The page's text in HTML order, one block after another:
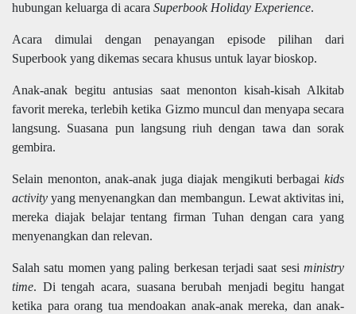
hubungan keluarga di acara Superbook Holiday Experience.
Acara dimulai dengan penayangan episode pilihan dari
Superbook yang dikemas secara khusus untuk layar bioskop.
Anak-anak begitu antusias saat menonton kisah-kisah Alkitab
favorit mereka, terlebih ketika Gizmo muncul dan menyapa secara
langsung. Suasana pun langsung riuh dengan tawa dan sorak
gembira.
Selain menonton, anak-anak juga diajak mengikuti berbagai kids
activity yang menyenangkan dan membangun. Lewat aktivitas ini,
mereka diajak belajar tentang firman Tuhan dengan cara yang
menyenangkan dan relevan.
Salah satu momen yang paling berkesan terjadi saat sesi ministry
time. Di tengah acara, suasana berubah menjadi begitu hangat
ketika para orang tua mendoakan anak-anak mereka, dan anak-